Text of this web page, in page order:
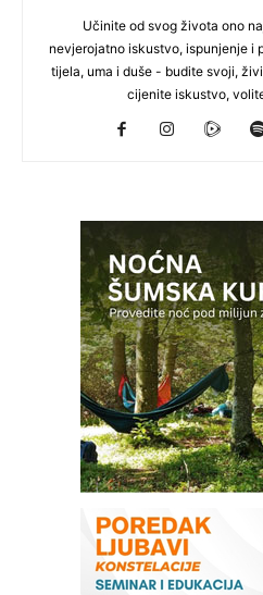
Učinite od svog života ono
nevjerojatno iskustvo, ispunjenje i
tijela, uma i duše - budite svoji,
cijenite iskustvo,